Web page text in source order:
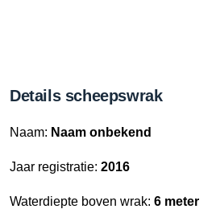
Details scheepswrak
Naam: Naam onbekend
Jaar registratie: 2016
Waterdiepte boven wrak: 6 meter